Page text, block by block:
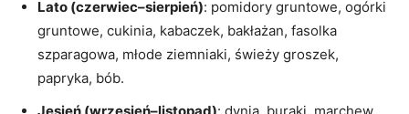
Lato (czerwiec–sierpień): pomidory gruntowe, ogórki
gruntowe, cukinia, kabaczek, bakłażan, fasolka
szparagowa, młode ziemniaki, świeży groszek,
papryka, bób.